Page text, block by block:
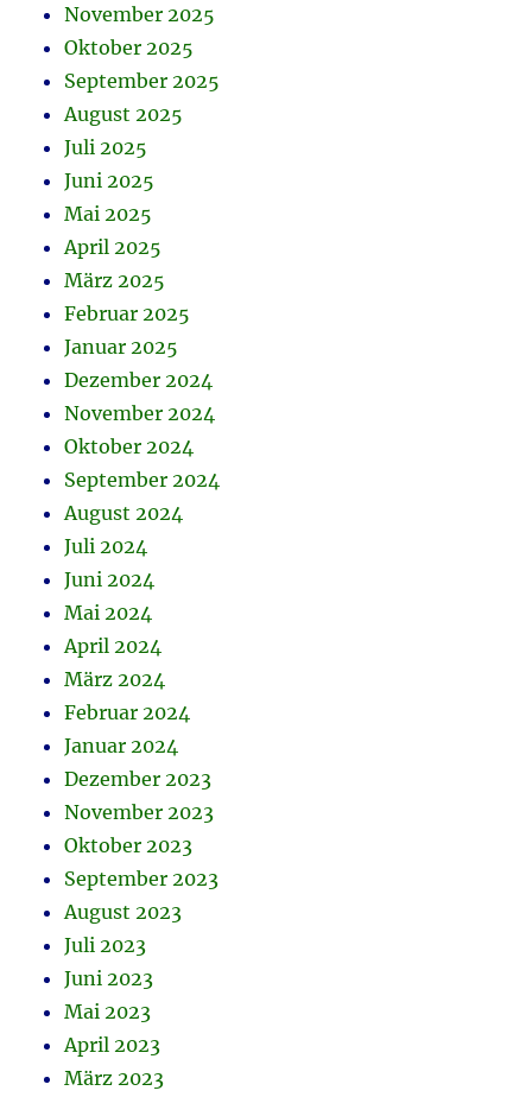
November 2025
Oktober 2025
September 2025
August 2025
Juli 2025
Juni 2025
Mai 2025
April 2025
März 2025
Februar 2025
Januar 2025
Dezember 2024
November 2024
Oktober 2024
September 2024
August 2024
Juli 2024
Juni 2024
Mai 2024
April 2024
März 2024
Februar 2024
Januar 2024
Dezember 2023
November 2023
Oktober 2023
September 2023
August 2023
Juli 2023
Juni 2023
Mai 2023
April 2023
März 2023